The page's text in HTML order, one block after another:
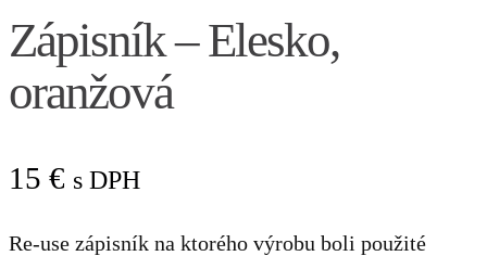
Zápisník – Elesko,
oranžová
15 € s DPH
Re-use zápisník na ktorého výrobu boli použité